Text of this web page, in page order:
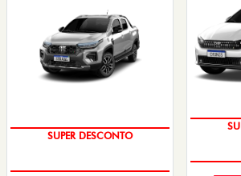
SUPER DESCONTO